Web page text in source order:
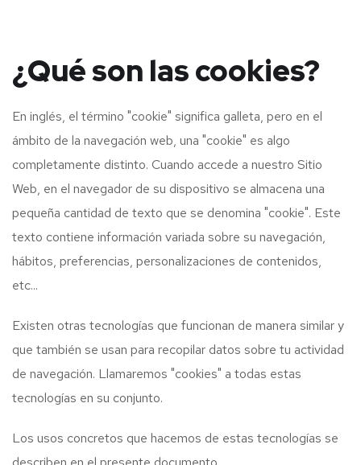
¿Qué son las cookies?
En inglés, el término "cookie" significa galleta, pero en el
ámbito de la navegación web, una "cookie" es algo
completamente distinto. Cuando accede a nuestro Sitio
Web, en el navegador de su dispositivo se almacena una
pequeña cantidad de texto que se denomina "cookie". Este
texto contiene información variada sobre su navegación,
hábitos, preferencias, personalizaciones de contenidos,
etc...
Existen otras tecnologías que funcionan de manera similar y
que también se usan para recopilar datos sobre tu actividad
de navegación. Llamaremos "cookies" a todas estas
tecnologías en su conjunto.
Los usos concretos que hacemos de estas tecnologías se